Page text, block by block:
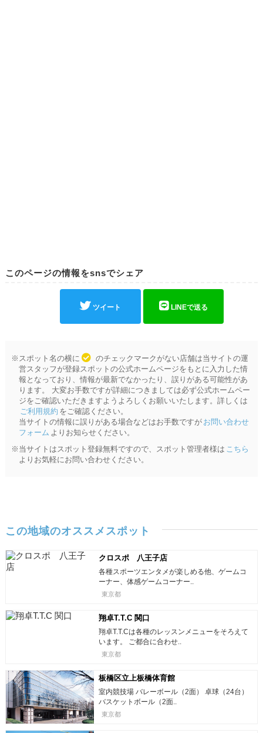
このページの情報をsnsでシェア
ツイート LINEで送る
※スポット名の横に
のチェックマークがない店舗は当サイトの運
営スタッフが登録スポットの公式ホームページをもとに入力した情
報となっており、情報が最新でなかったり、誤りがある可能性があ
ります。 大変お手数ですが詳細につきましては必ず公式ホームペー
ジをご確認いただきますようよろしくお願いいたします。詳しくは
ご利用規約 をご確認ください。
当サイトの情報に誤りがある場合などはお手数ですが お問い合わせ
フォーム よりお知らせください。
※当サイトはスポット登録無料ですので、スポット管理者様は こちら
よりお気軽にお問い合わせください。
この地域のオススメスポット
クロスポ 八王子店
各種スポーツエンタメが楽しめる他、ゲームコ
ーナー、体感ゲームコーナー..
東京都
翔卓T.T.C 関口
翔卓T.T.Cは各種のレッスンメニューをそろえて
います。 ご都合に合わせ..
東京都
板橋区立上板橋体育館
室内競技場 バレーボール（2面） 卓球（24台）
バスケットボール（2面..
東京都